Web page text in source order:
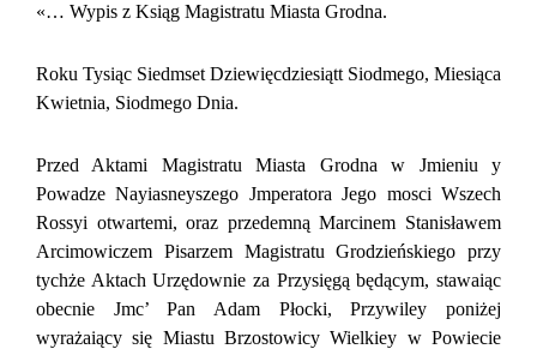
«… Wypis z Ksiąg Magistratu Miasta Grodna.
Roku Tysiąc Siedmset Dziewięcdziesiątt Siodmego, Miesiąca
Kwietnia, Siodmego Dnia.
Przed Aktami Magistratu Miasta Grodna w Jmieniu у
Powadze Nayiasneyszego Jmperatora Jego mosci Wszech
Rossyi otwartemi, oraz przedemną Marcinem Stanisławem
Arcimowiczem Pisarzem Magistratu Grodzieńskiego przy
tychże Aktach Urzędownie za Przysięgą będącym, stawaiąc
obecnie Jmc’ Pan Adam Płocki, Przywiley poniżej
wyrażaiący się Miastu Brzostowicy Wielkiey w Powiecie